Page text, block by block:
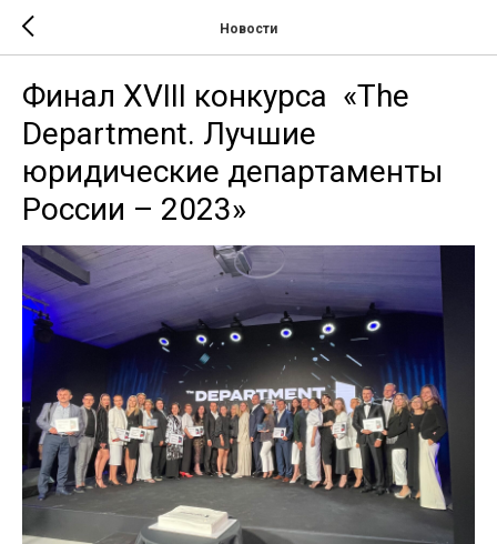
Новости
Финал XVIII конкурса «The
Department. Лучшие
юридические департаменты
России – 2023»